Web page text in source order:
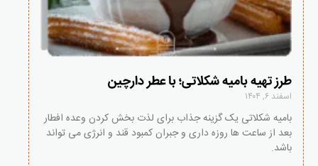
طرز تهیه بامیه شکلاتی؛ با عطر دارچین
اسفند ۶, ۱۴۰۴
بامیه شکلاتی یک گزینه جذاب برای لذت بخش کردن وعده افطار
بعد از ساعت ها روزه داری و جبران کمبود قند و انرژی می تواند
باشد.